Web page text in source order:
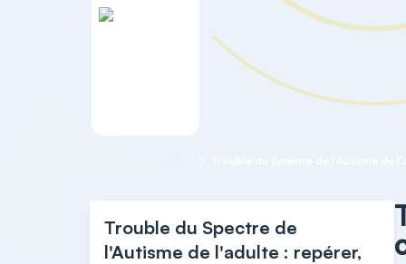
Trouble du Spectre de
l'Autisme de l'adulte : repérer,